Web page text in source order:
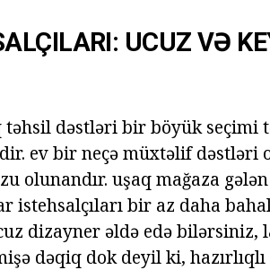
UCUZ VƏ
dəstləri bir böyük seçimi
ev bir neçə müxtəlif dəstləri
olunandır. uşaq mağaza
istehsalçıları bir az daha
dizayner əldə edə bilərsiniz,
dəqiq dok deyil ki,